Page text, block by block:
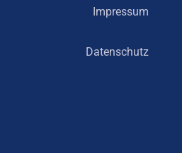
Impressum
Datenschutz